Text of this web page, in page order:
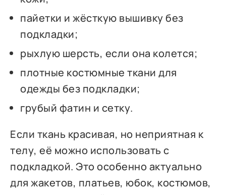
пайетки и жёсткую вышивку без
подкладки;
рыхлую шерсть, если она колется;
плотные костюмные ткани для
одежды без подкладки;
грубый фатин и сетку.
Если ткань красивая, но неприятная к
телу, её можно использовать с
подкладкой. Это особенно актуально
для жакетов, платьев, юбок, костюмов,